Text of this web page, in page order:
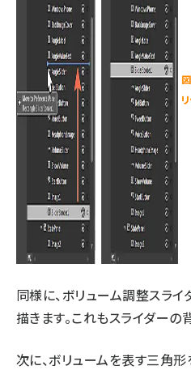
同様に、ボリューム調整スラ
描きます。これもスライダーの
次に、ボリュームを表す三角形